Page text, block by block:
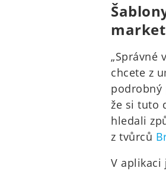
„Správné
chcete z
podrobný
že si tuto
hledali
z tvůrců
V aplikaci